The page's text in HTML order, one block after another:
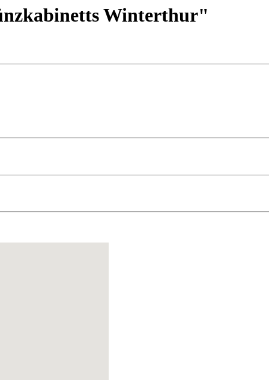
Winterthur"